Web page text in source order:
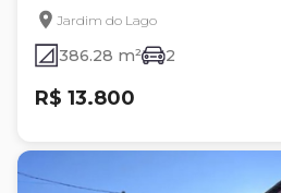
Jardim do Lago
386.28 m² 2
R$ 13.800